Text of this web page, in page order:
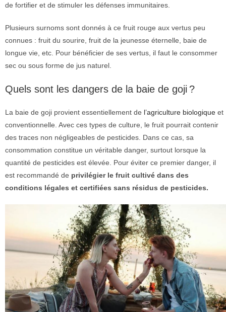
de fortifier et de stimuler les défenses immunitaires.
Plusieurs surnoms sont donnés à ce fruit rouge aux vertus peu
connues : fruit du sourire, fruit de la jeunesse éternelle, baie de
longue vie, etc. Pour bénéficier de ses vertus, il faut le consommer
sec ou sous forme de jus naturel.
Quels sont les dangers de la baie de goji ?
La baie de goji provient essentiellement de l’agriculture biologique et
conventionnelle. Avec ces types de culture, le fruit pourrait contenir
des traces non négligeables de pesticides. Dans ce cas, sa
consommation constitue un véritable danger, surtout lorsque la
quantité de pesticides est élevée. Pour éviter ce premier danger, il
est recommandé de privilégier le fruit cultivé dans des
conditions légales et certifiées sans résidus de pesticides.